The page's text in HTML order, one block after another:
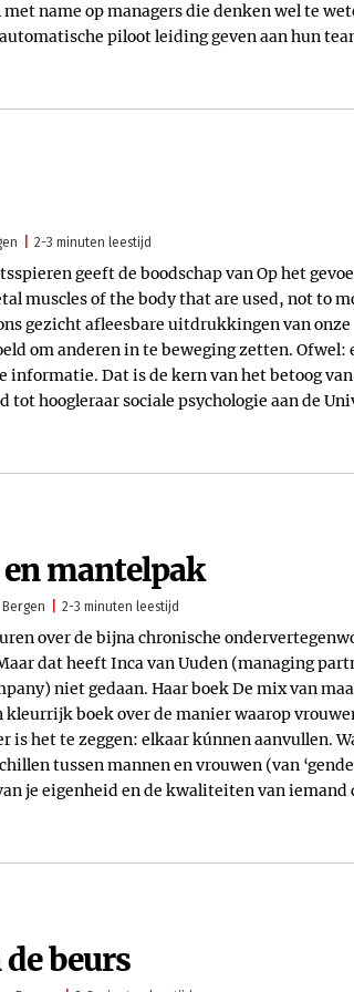
met name op managers die denken wel te
piloot leiding geven aan hun
2-3 minuten leestijd
geeft de boodschap van Op het
muscles of the body that are used, not to
gezicht afleesbare uitdrukkingen van onze
om anderen in te beweging zetten. Ofwel:
informatie. Dat is de kern van het betoog van
tot hoogleraar sociale psychologie aan de
mantelpak
2-3 minuten leestijd
over de bijna chronische
dat heeft Inca van Uuden (managing
niet gedaan. Haar boek De mix van
boek over de manier waarop
is het te zeggen: elkaar kúnnen aanvullen.
tussen mannen en vrouwen (van
je eigenheid en de kwaliteiten van iemand
beurs